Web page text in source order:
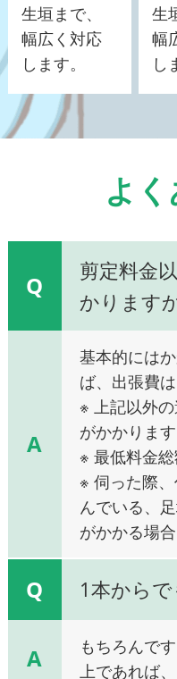
生垣まで、
幅広く対応
します。
生
幅
し
よ
Q
剪定料金
かります
A
基本的には
ば、出張費
※ 上記以外
がかかります
※ 最低料金総
※ 伺った際
んでいる、
がかかる場合
Q 1本から
A
もちろんで
上であれば